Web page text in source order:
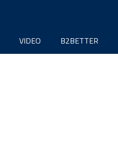
VIDEO B2BETTER